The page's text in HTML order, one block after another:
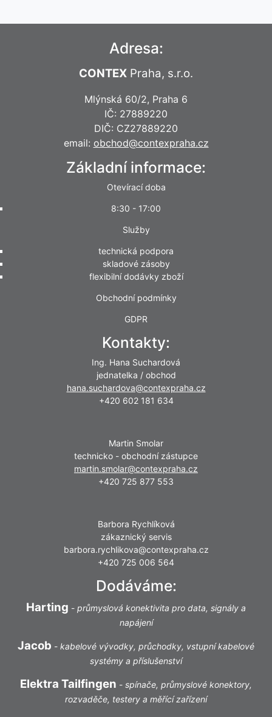
Adresa:
CONTEX Praha, s.r.o.
Mlýnská 60/2, Praha 6
IČ: 27889220
DIČ: CZ27889220
email: obchod@contexpraha.cz
Základní informace:
Otevírací doba
8:30 - 17:00
Služby
technická podpora
skladové zásoby
flexibilní dodávky zboží
Obchodní podmínky
GDPR
Kontakty:
Ing. Hana Suchardová
jednatelka / obchod
hana.suchardova@contexpraha.cz
+420 602 181 634
Martin Smolar
technicko - obchodní zástupce
martin.smolar@contexpraha.cz
+420 725 877 553
Barbora Rychlíková
zákaznický servis
barbora.rychlikova@contexpraha.cz
+420 725 006 564
Dodáváme:
Harting - průmyslová konektivita pro data, signály a
napájení
Jacob - kabelové vývodky, průchodky, vstupní kabelové
systémy a příslušenství
Elektra Tailfingen - spínače, průmyslové konektory,
rozvaděče, testery a měřící zařízení